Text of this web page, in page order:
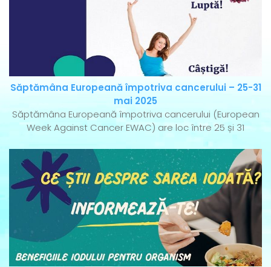
Săptămâna Europeană împotriva cancerului – 25-31
mai 2025
Săptămâna Europeană împotriva cancerului (European
Week Against Cancer EWAC) are loc între 25 și 31